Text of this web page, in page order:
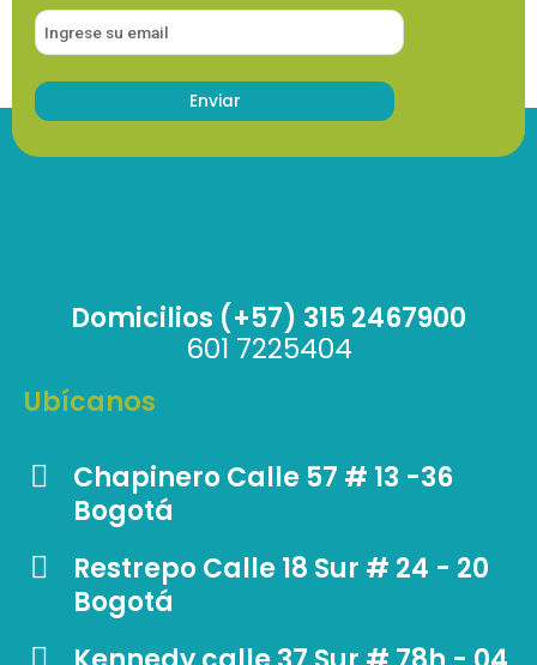
Domicilios (+57) 315 2467900
601 7225404
Ubícanos
Chapinero Calle 57 # 13 -36
Bogotá
Restrepo Calle 18 Sur # 24 - 20
Bogotá